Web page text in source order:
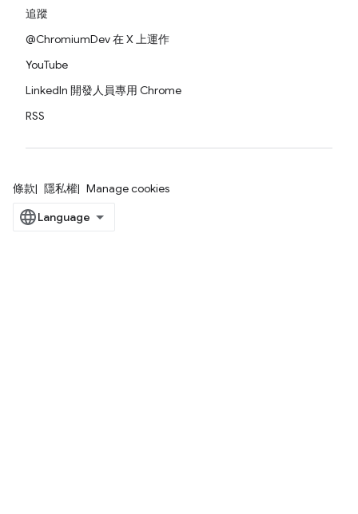
追蹤
@ChromiumDev 在 X 上運作
YouTube
LinkedIn 開發人員專用 Chrome
RSS
條款 隱私權 Manage cookies